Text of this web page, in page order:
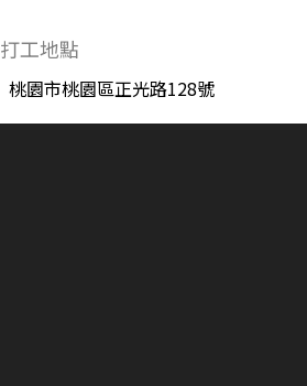
打工地點
桃園市桃園區正光路128號